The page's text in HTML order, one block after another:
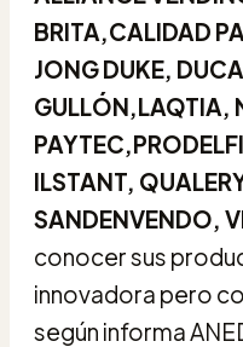
BRITA,CALIDAD
JONG DUKE,
GULLÓN,LAQTIA,
ILSTANT,
SANDENVENDO,
conocer sus
innovadora pero
según informa